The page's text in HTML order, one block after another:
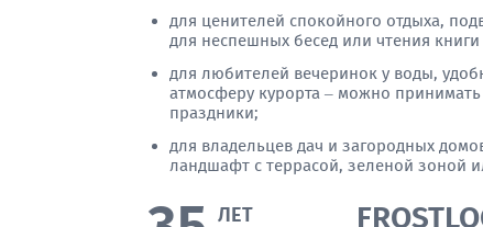
для ценителей спокойного отдыха,
для неспешных бесед или чтения книги
для любителей вечеринок у воды,
атмосферу курорта – можно принимать
праздники;
для владельцев дач и загородных
ландшафт с террасой, зеленой зоной
ЛЕТ